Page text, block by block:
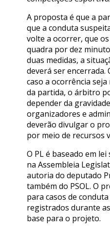
A proposta é que a
que a conduta
volte a ocorrer, que
quadra por dez
duas medidas, a
deverá ser encerrada.
caso a ocorrência
da partida, o árbitro
depender da
organizadores e
deverão divulgar o
por meio de recursos
O PL é baseado em
na Assembleia
autoria do deputado
também do PSOL. O
para casos de
registrados durante
base para o projeto.